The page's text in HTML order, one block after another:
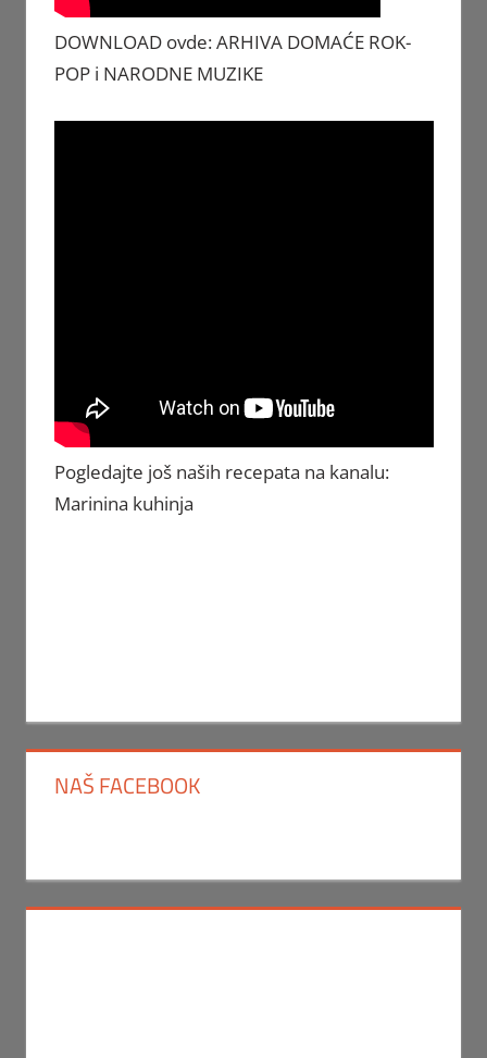
DOWNLOAD ovde: ARHIVA DOMAĆE ROK-
POP i NARODNE MUZIKE
Pogledajte još naših recepata na kanalu:
Marinina kuhinja
NAŠ FACEBOOK